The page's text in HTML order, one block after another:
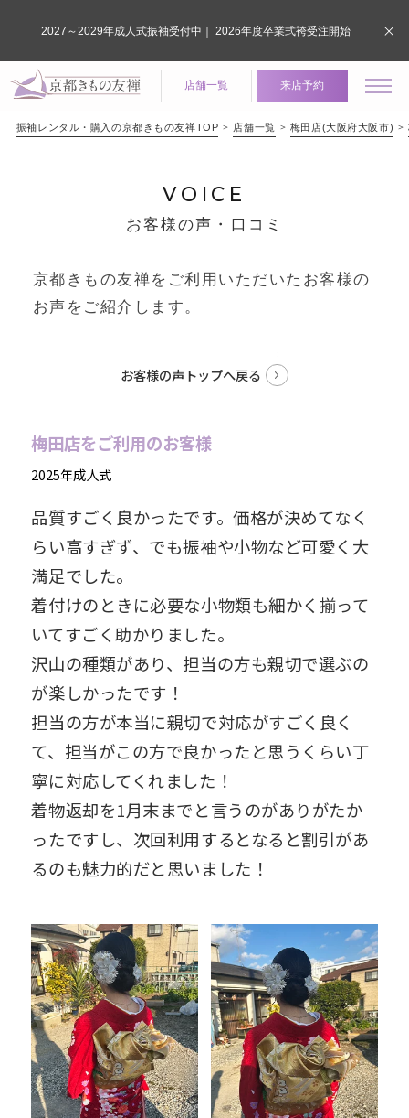
店舗一覧 来店予約
振袖レンタル・購入の京都きもの友禅TOP 店舗一覧 梅田店(大阪府大阪市)
VOICE
お客様の声・口コミ
京都きもの友禅をご利用いただいたお客様の
お声をご紹介します。
お客様の声トップへ戻る
梅田店をご利用のお客様
2025年成人式
品質すごく良かったです。価格が決めてなく
らい高すぎず、でも振袖や小物など可愛く大
満足でした。
着付けのときに必要な小物類も細かく揃って
いてすごく助かりました。
沢山の種類があり、担当の方も親切で選ぶの
が楽しかったです！
担当の方が本当に親切で対応がすごく良く
て、担当がこの方で良かったと思うくらい丁
寧に対応してくれました！
着物返却を1月末までと言うのがありがたか
ったですし、次回利用するとなると割引があ
るのも魅力的だと思いました！
2027～2029年成人式振袖受付中｜ 2026年度卒業式袴受注開始